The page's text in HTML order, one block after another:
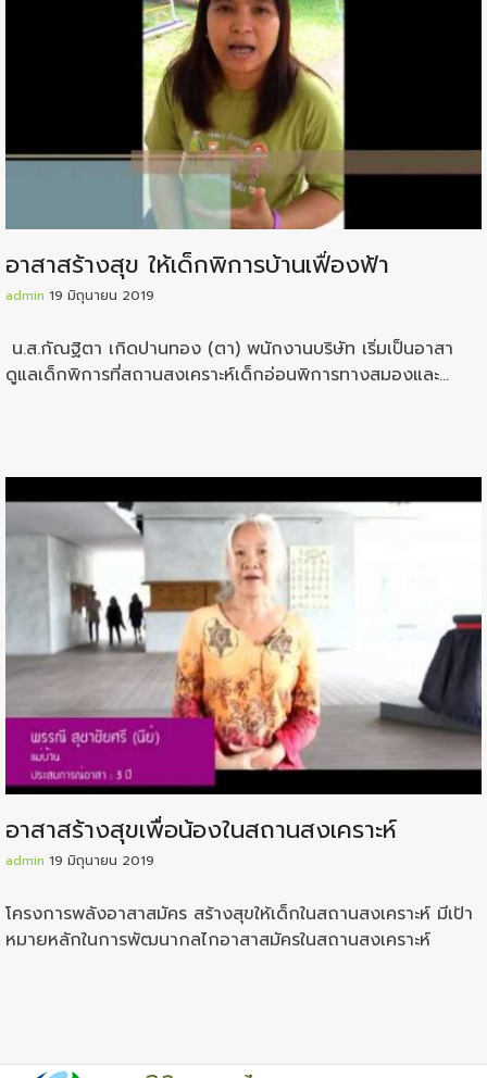
อาสาสร้างสุข ให้เด็กพิการบ้านเฟื่องฟ้า
admin 19 มิถุนายน 2019
น.ส.กัณฐิตา เกิดปานทอง (ตา) พนักงานบริษัท เริ่มเป็นอาสา
ดูแลเด็กพิการที่สถานสงเคราะห์เด็กอ่อนพิการทางสมองและ
อาสาสร้างสุขเพื่อน้องในสถานสงเคราะห์
admin 19 มิถุนายน 2019
โครงการพลังอาสาสมัคร สร้างสุขให้เด็กในสถานสงเคราะห์ มีเป้า
หมายหลักในการพัฒนากลไกอาสาสมัครในส­­ถานสงเคราะห์